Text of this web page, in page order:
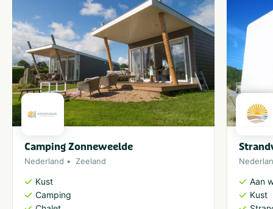
Camping Zonneweelde
Nederland Zeeland
Kust
Camping
Aan
Kust